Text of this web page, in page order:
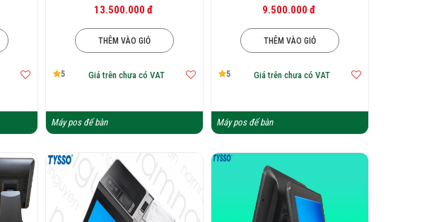
13.500.000 đ
THÊM VÀO GIỎ
5 Giá trên chưa có VAT
Máy pos để bàn
9.500.000 đ
THÊM VÀO GIỎ
5 Giá trên chưa có VAT
Máy pos để bàn